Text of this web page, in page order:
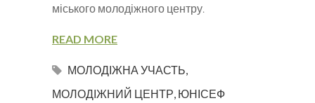
міського молодіжного центру.
READ MORE
МОЛОДІЖНА УЧАСТЬ,
МОЛОДІЖНИЙ ЦЕНТР, ЮНІСЕФ